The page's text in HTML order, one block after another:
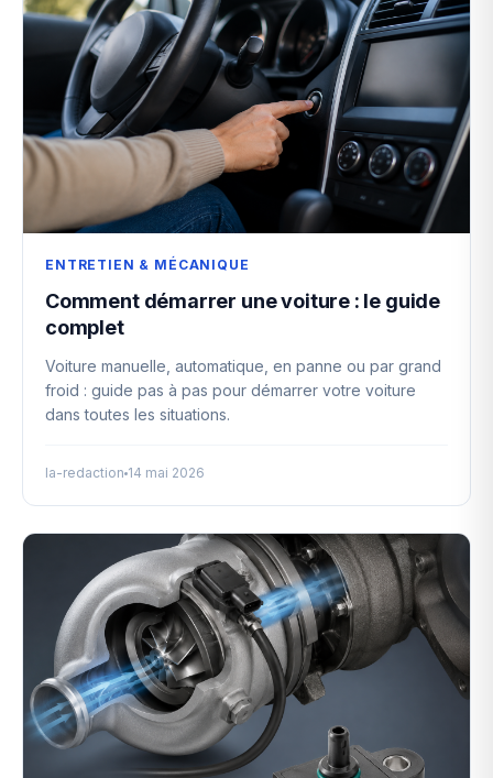
ENTRETIEN & MÉCANIQUE
Comment démarrer une voiture : le guide
complet
Voiture manuelle, automatique, en panne ou par grand
froid : guide pas à pas pour démarrer votre voiture
dans toutes les situations.
la-redaction 14 mai 2026